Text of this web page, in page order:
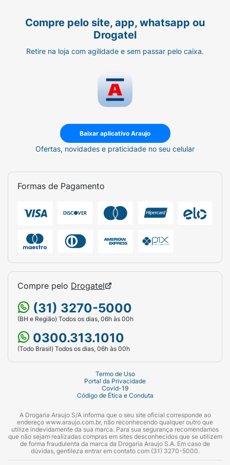
Compre pelo site, app, whatsapp ou
Drogatel
Retire na loja com agilidade e sem passar pelo caixa.
Baixar aplicativo Araujo
Ofertas, novidades e praticidade no seu celular
Formas de Pagamento
Compre pelo Drogatel
(31) 3270-5000
(BH e Região) Todos os dias, 06h às 00h
0300.313.1010
(Todo Brasil) Todos os dias, 06h às 00h
Termo de Uso
Portal da Privacidade
Covid-19
Código de Ética e Conduta
A Drogaria Araujo S/A informa que o seu site oficial corresponde ao
endereço www.araujo.com.br, não reconhecendo qualquer outro que
utilize indevidamente da sua marca. Para sua segurança recomendamos
que não sejam realizadas compras em sites desconhecidos que se utilizem
de forma fraudulenta da marca da Drogaria Araujo S.A. Em caso de
dúvidas, gentileza entrar em contato com (31) 3270-5000.